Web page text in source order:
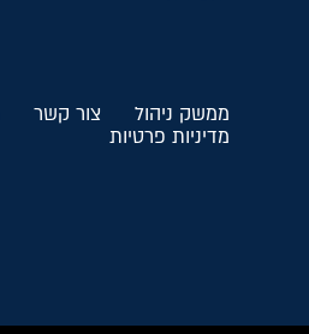
ממשק ניהול צור קשר
מדיניות פרטיות